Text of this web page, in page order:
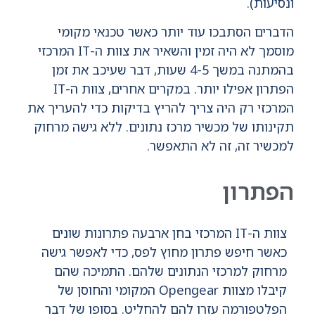
הדברים הסתבכו עוד יותר כאשר טכנאי מקומי
מוסמך לא היה זמין והשאיר את צוות ה-IT המרכזי
בהמתנה במשך 4-5 שעות, דבר שעיכב את זמן
הפתרון אפילו יותר. במקרים אחרים, צוות ה-IT
המרכזי רק היה צריך להריץ בדיקות כדי להעריך את
תקינותו של מכשיר מרכז נתונים. ללא גישה מרחוק
למכשיר זה, זה לא התאפשר.
הפתרון
צוות ה-IT המרכזי בחן ארבעה פתרונות שונים
כאשר חיפש פתרון מחוץ לפס, כדי לאפשר גישה
מרחוק למרכזי הנתונים שלהם. התמיכה שהם
קיבלו מצוות Opengear המקומי והחוסן של
הפלטפורמה עזרו להם להחליט. בסופו של דבר